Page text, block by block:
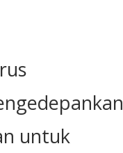
untuk